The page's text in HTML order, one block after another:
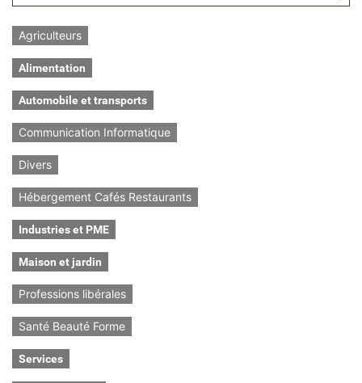
Agriculteurs
Alimentation
Automobile et transports
Communication Informatique
Divers
Hébergement Cafés Restaurants
Industries et PME
Maison et jardin
Professions libérales
Santé Beauté Forme
Services